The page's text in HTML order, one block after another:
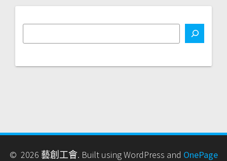
© 2026 藝創工會. Built using WordPress and OnePage